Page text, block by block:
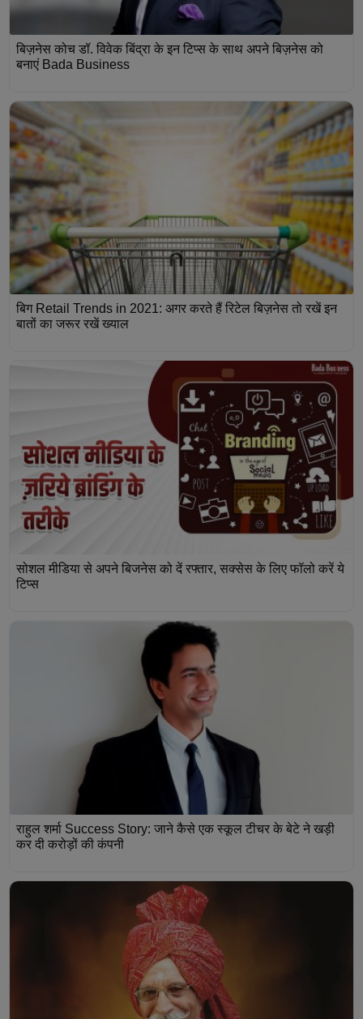
बिज़नेस कोच डॉ. विवेक बिंद्रा के इन टिप्स के साथ अपने बिज़नेस को
बनाएं Bada Business
बिग Retail Trends in 2021: अगर करते हैं रिटेल बिज़नेस तो रखें इन
बातों का जरूर रखें ख्याल
सोशल मीडिया से अपने बिजनेस को दें रफ्तार, सक्सेस के लिए फॉलो करें ये
टिप्स
राहुल शर्मा Success Story: जाने कैसे एक स्कूल टीचर के बेटे ने खड़ी
कर दी करोड़ों की कंपनी